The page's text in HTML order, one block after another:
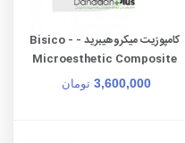
کامپوزیت میکروهیبرید - Bisico -
Microesthetic Composite
3,600,000 تومان